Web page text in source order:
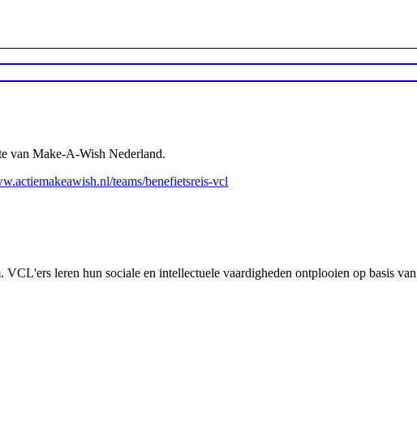
van Make-A-Wish Nederland.
teams/benefietsreis-vcl
leren hun sociale en intellectuele vaardigheden ontplooien op basis